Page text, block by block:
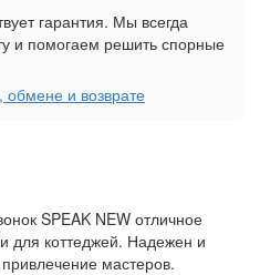
гарантия. Мы всегда
и помогаем решить спорные
обмене и возврате
SPEAK NEW отличное
для коттеджей. Надежен и
мастеров.